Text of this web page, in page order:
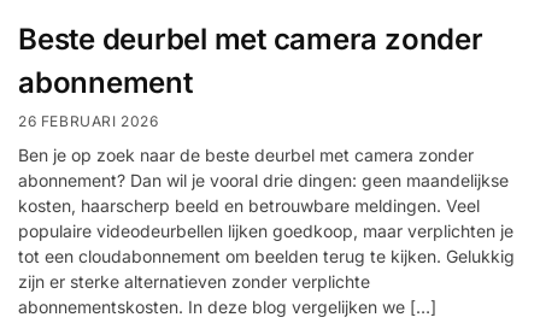
Alarmsystemen
Camera's
&
Intercom
Branddetectie
Account Help Wagen
Beste deurbel met camera zonder
abonnement
26 FEBRUARI 2026
Ben je op zoek naar de beste deurbel met camera zonder
abonnement? Dan wil je vooral drie dingen: geen maandelijkse
kosten, haarscherp beeld en betrouwbare meldingen. Veel
populaire videodeurbellen lijken goedkoop, maar verplichten je
tot een cloudabonnement om beelden terug te kijken. Gelukkig
zijn er sterke alternatieven zonder verplichte
abonnementskosten. In deze blog vergelijken we […]